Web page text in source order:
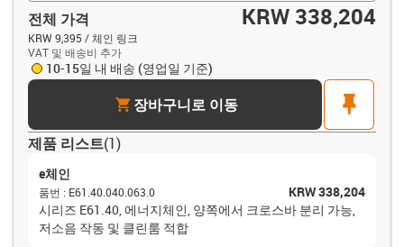
전체 가격 KRW 338,204
KRW 9,395 / 체인 링크
VAT 및 배송비 추가
10-15일 내 배송 (영업일 기준)
cart장바구니로 이동
pin
제품 리스트(1)
e체인
품번 : E61.40.040.063.0
KRW 338,204
시리즈 E61.40, 에너지체인, 양쪽에서 크로스바 분리 가능,
저소음 작동 및 클린룸 적합